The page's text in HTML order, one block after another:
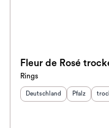
Rings
Herkunftsland
Deutschland Pfalz